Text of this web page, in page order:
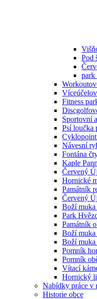
Pod
park
Fitness
Sportovní
Psí loučka
Návesní
Fontána
Kaple
Červený
Hornické
Památník
Červený
Boží
Park
Památník
Boží
Boží
Pomník
Pomník
Vítací
Hornický
Nabídky práce v
Historie obce